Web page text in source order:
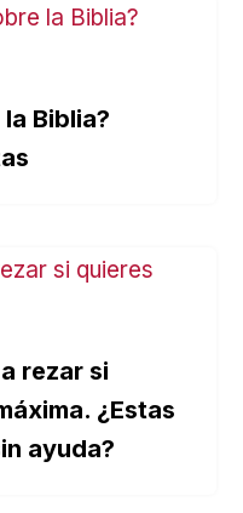
Biblia?
rezar si
¿Estas
ayuda?